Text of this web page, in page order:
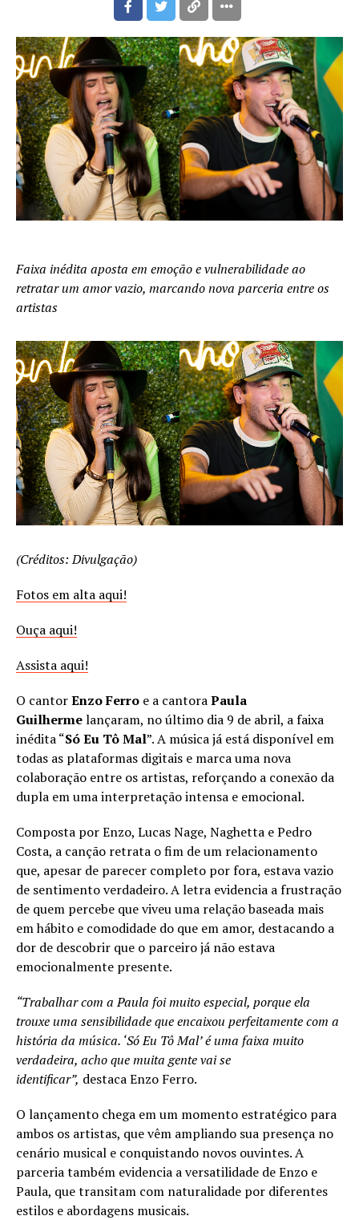
Faixa inédita aposta em emoção e vulnerabilidade ao
retratar um amor vazio, marcando nova parceria entre os
artistas
(Créditos: Divulgação)
Fotos em alta aqui!
Ouça aqui!
Assista aqui!
O cantorEnzo Ferro e a cantoraPaula
Guilhermelançaram, no último dia 9 de abril, a faixa
inédita “Só Eu Tô Mal”. A música já está disponível em
todas as plataformas digitais e marca uma nova
colaboração entre os artistas, reforçando a conexão da
dupla em uma interpretação intensa e emocional.
Composta por Enzo, Lucas Nage, Naghetta e Pedro
Costa, a canção retrata o fim de um relacionamento
que, apesar de parecer completo por fora, estava vazio
de sentimento verdadeiro. A letra evidencia a frustração
de quem percebe que viveu uma relação baseada mais
em hábito e comodidade do que em amor, destacando a
dor de descobrir que o parceiro já não estava
emocionalmente presente.
“Trabalhar com a Paula foi muito especial, porque ela
trouxe uma sensibilidade que encaixou perfeitamente com a
história da música. ‘Só Eu Tô Mal’ é uma faixa muito
verdadeira, acho que muita gente vai se
identificar”, destaca Enzo Ferro.
O lançamento chega em um momento estratégico para
ambos os artistas, que vêm ampliando sua presença no
cenário musical e conquistando novos ouvintes. A
parceria também evidencia a versatilidade de Enzo e
Paula, que transitam com naturalidade por diferentes
estilos e abordagens musicais.